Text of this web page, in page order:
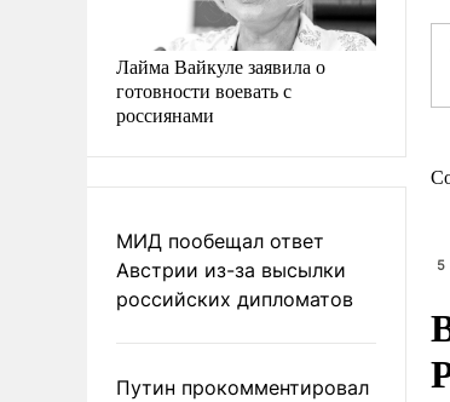
Лайма Вайкуле заявила о
готовности воевать с
россиянами
МИД пообещал ответ
Австрии из-за высылки
российских дипломатов
Путин прокомментировал